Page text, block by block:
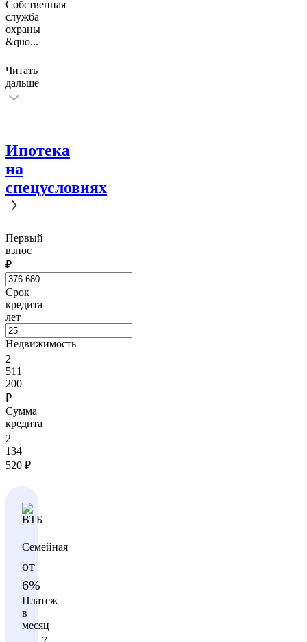
Собственная
служба
охраны
&quo...
Читать
дальше
Ипотека
на
спецусловиях
Первый
взнос
₽
Срок
кредита
лет
Недвижимость
2
511
200
₽
Сумма
кредита
2
134
520 ₽
Семейная
от
6%
Платеж
в
месяц